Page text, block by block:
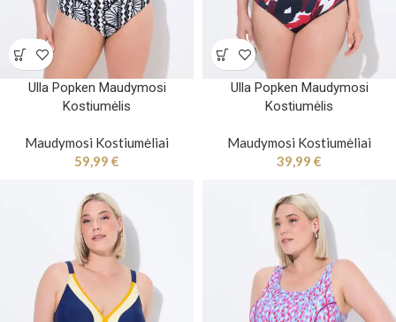
Ulla Popken Maudymosi
Kostiumėlis
Maudymosi Kostiumėliai
59,99 €
Ulla Popken Maudymosi
Kostiumėlis
Maudymosi Kostiumėliai
39,99 €